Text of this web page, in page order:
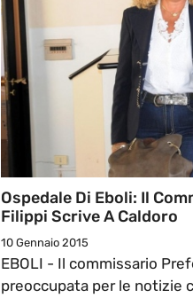
Ospedale Di Eboli: Il
Filippi Scrive A Caldoro
10 Gennaio 2015
EBOLI - Il commissario
preoccupata per le notizie